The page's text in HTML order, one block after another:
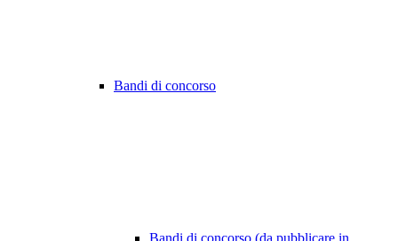
Bandi di concorso